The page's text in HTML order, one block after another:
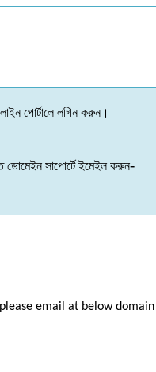
পোর্টালে লগিন করুন।
ডোমেইন সাপোর্টে ইমেইল করুন-
email at below